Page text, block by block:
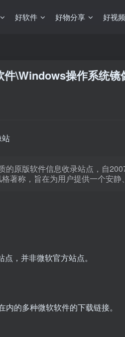
好软件 好物分享 好视频
件\Windows操作系统镜
的原版软件信息收录站点，自
著称，旨在为用户提供一个安静
，并非微软官方站点。
的多种微软软件的下载链接。